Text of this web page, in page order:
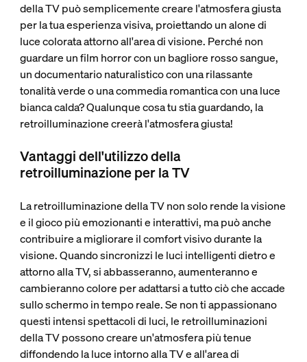
della TV può semplicemente creare l'atmosfera giusta
per la tua esperienza visiva, proiettando un alone di
luce colorata attorno all'area di visione. Perché non
guardare un film horror con un bagliore rosso sangue,
un documentario naturalistico con una rilassante
tonalità verde o una commedia romantica con una luce
bianca calda? Qualunque cosa tu stia guardando, la
retroilluminazione creerà l'atmosfera giusta!
Vantaggi dell'utilizzo della
retroilluminazione per la TV
La retroilluminazione della TV non solo rende la visione
e il gioco più emozionanti e interattivi, ma può anche
contribuire a migliorare il comfort visivo durante la
visione. Quando sincronizzi le luci intelligenti dietro e
attorno alla TV, si abbasseranno, aumenteranno e
cambieranno colore per adattarsi a tutto ciò che accade
sullo schermo in tempo reale. Se non ti appassionano
questi intensi spettacoli di luci, le retroilluminazioni
della TV possono creare un'atmosfera più tenue
diffondendo la luce intorno alla TV e all'area di